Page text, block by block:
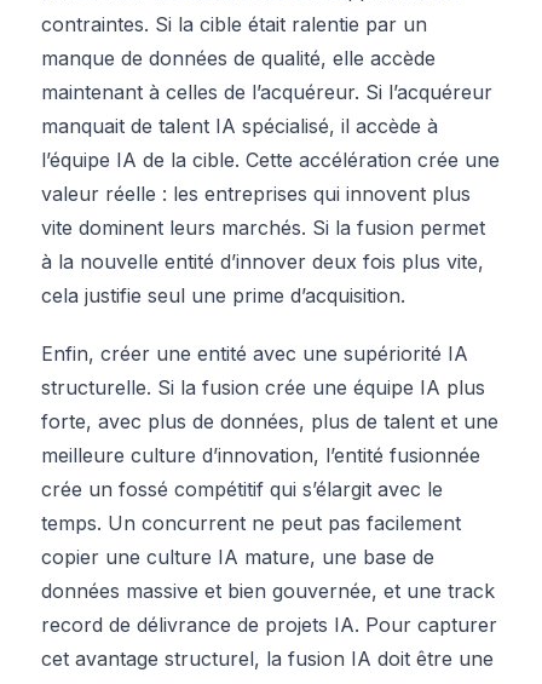
contraintes. Si la cible était ralentie par un
manque de données de qualité, elle accède
maintenant à celles de l’acquéreur. Si l’acquéreur
manquait de talent IA spécialisé, il accède à
l’équipe IA de la cible. Cette accélération crée une
valeur réelle : les entreprises qui innovent plus
vite dominent leurs marchés. Si la fusion permet
à la nouvelle entité d’innover deux fois plus vite,
cela justifie seul une prime d’acquisition.
Enfin, créer une entité avec une supériorité IA
structurelle. Si la fusion crée une équipe IA plus
forte, avec plus de données, plus de talent et une
meilleure culture d’innovation, l’entité fusionnée
crée un fossé compétitif qui s’élargit avec le
temps. Un concurrent ne peut pas facilement
copier une culture IA mature, une base de
données massive et bien gouvernée, et une track
record de délivrance de projets IA. Pour capturer
cet avantage structurel, la fusion IA doit être une